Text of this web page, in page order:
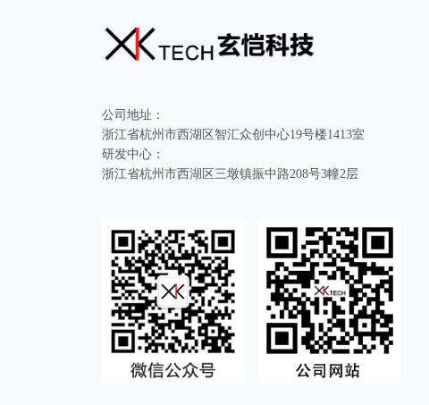
公司地址：
浙江省杭州市西湖区智汇众创中心19号楼1413室
研发中心：
浙江省杭州市西湖区三墩镇振中路208号3幢2层